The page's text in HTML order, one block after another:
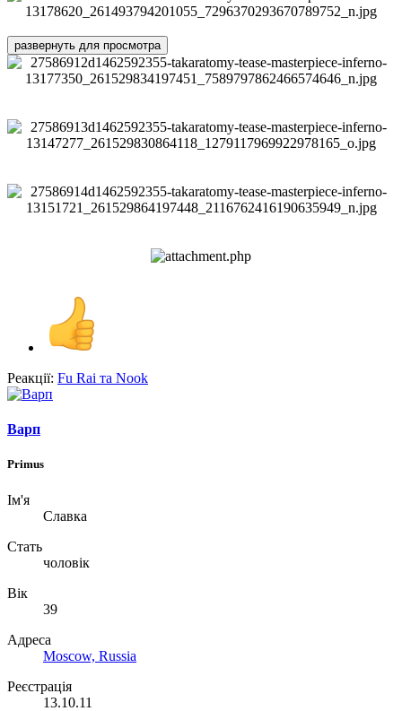
развернуть для просмотра
Реакції: Fu Rai та Nook
Варп
Primus
Ім'я
Славка
Стать
чоловік
Вік
39
Адреса
Moscow, Russia
Реєстрація
13.10.11